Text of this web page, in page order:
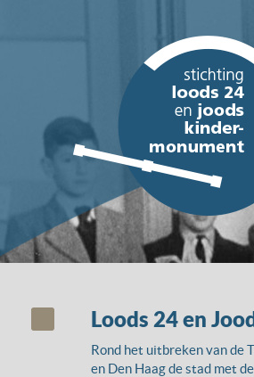
Loods 24 en
Rond het uitbreken van de
en Den Haag de stad met